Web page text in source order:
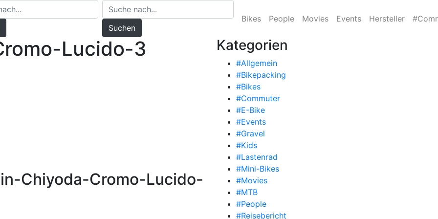
Suchen
Bikes People Movies Events Hersteller
Lucido-3
Chiyoda-Cromo-Lucido-
Kategorien
#Allgemein
#Bikepacking
#Bikes
#Commuter
#E-Bike
#Events
#Gravel
#Kids
#Lastenrad
#Mini-Bikes
#Movies
#MTB
#People
#Reisebericht